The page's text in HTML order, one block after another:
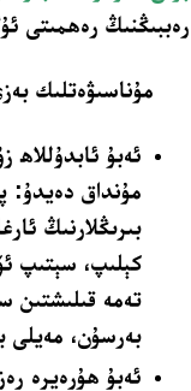
رەببىڭنىڭ رەھمىتى
مۇناسىۋەتلىك
ئەبۇ ئابدۇللاھ
مۇنداق دەيدۇ:
بىرىڭلارنىڭ
كېلىپ، سېتىپ
تەمە قىلىشتىن
بەرسۇن، مەيلى
ئەبۇ ھۇرەيرە